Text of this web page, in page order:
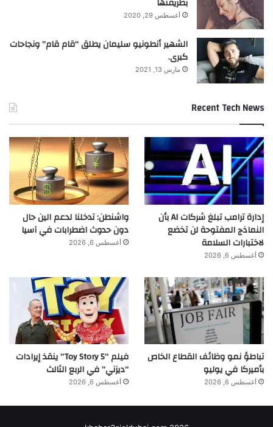
أغسطس 29, 2020
الشهير أنطونيو سليمان يطلق “قام قام” ونجاحات
كبرى.
مارس 13, 2021
Recent Tech News
إدارة ترامب تبلغ شركات AI بأن
النماذج المفتوحة لن تخضع
لاختبارات السلامة
أغسطس 6, 2026
واشنطن: تدخلنا لدعم الين حال
دون حدوث اضطرابات في آسيا
أغسطس 6, 2026
تباطؤ نمو وظائف القطاع الخاص
بأميركا في يوليو
أغسطس 6, 2026
فيلم “Toy Story 5” ينقذ إيرادات
“ديزني” في الربع الثالث
أغسطس 6, 2026